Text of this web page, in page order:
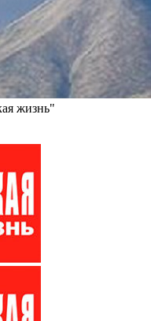
жизнь"